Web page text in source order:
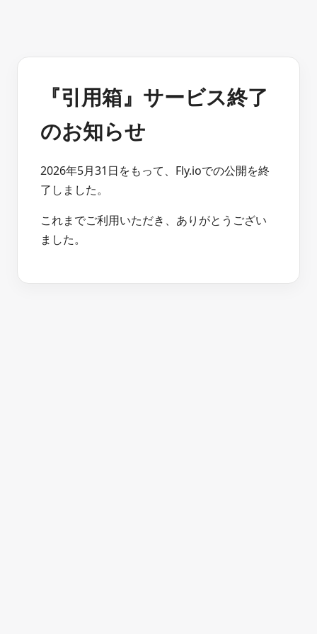
『引用箱』サービス終了
のお知らせ
2026年5月31日をもって、Fly.ioでの公開を終
了しました。
これまでご利用いただき、ありがとうござい
ました。